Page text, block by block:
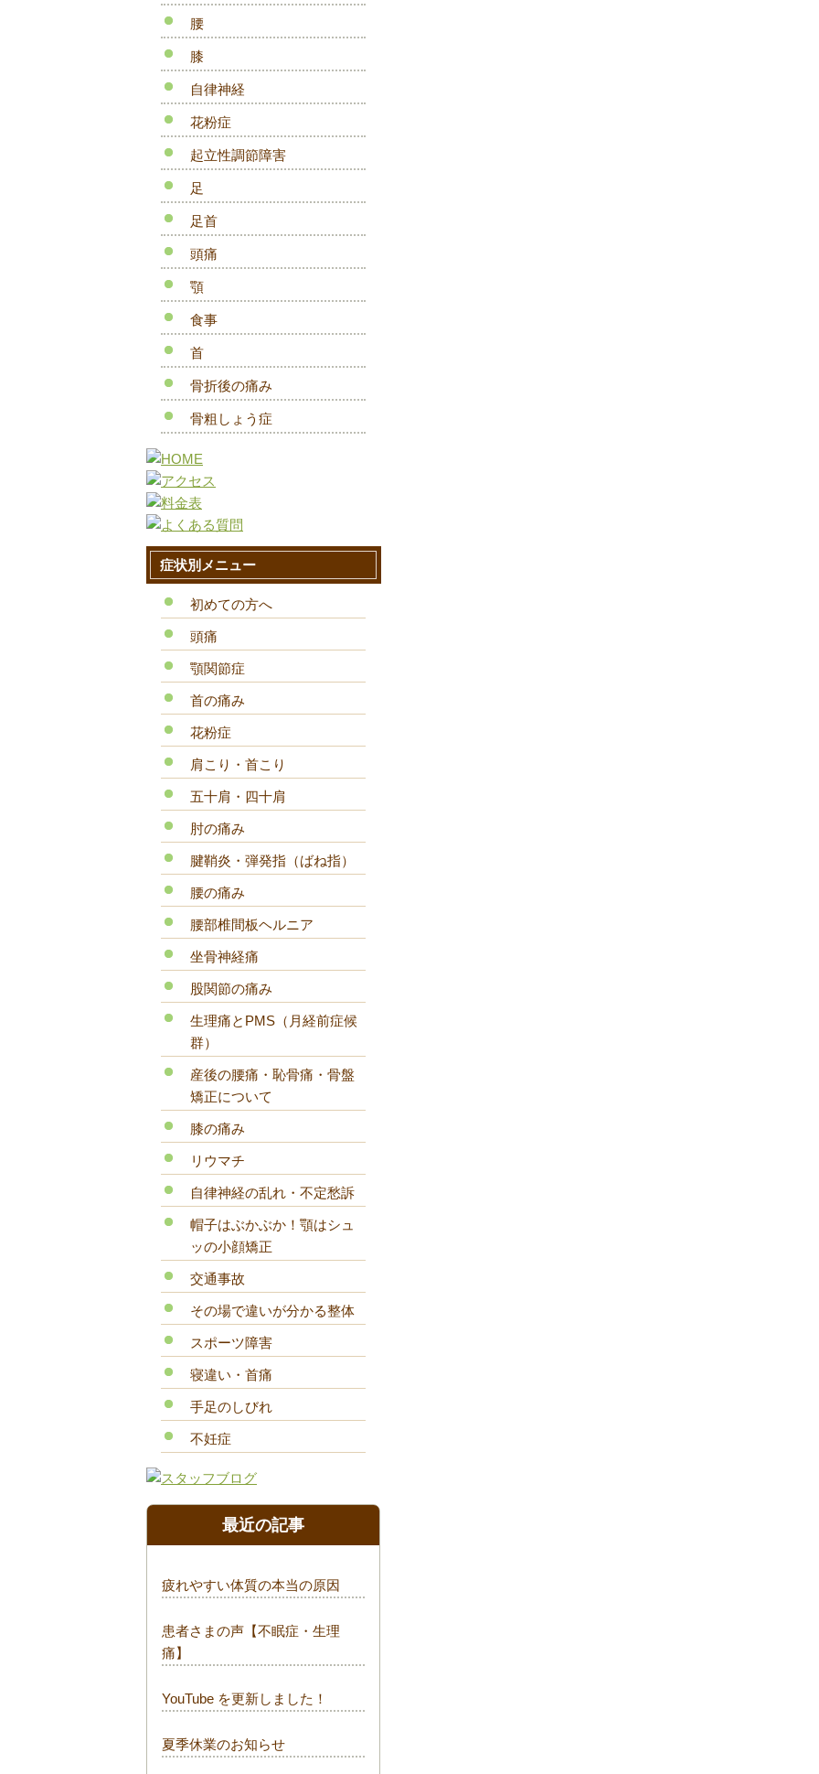
腰
膝
自律神経
花粉症
起立性調節障害
足
足首
頭痛
顎
食事
首
骨折後の痛み
骨粗しょう症
症状別メニュー
初めての方へ
頭痛
顎関節症
首の痛み
花粉症
肩こり・首こり
五十肩・四十肩
肘の痛み
腱鞘炎・弾発指（ばね指）
腰の痛み
腰部椎間板ヘルニア
坐骨神経痛
股関節の痛み
生理痛とPMS（月経前症候
群）
産後の腰痛・恥骨痛・骨盤
矯正について
膝の痛み
リウマチ
自律神経の乱れ・不定愁訴
帽子はぶかぶか！顎はシュ
ッの小顔矯正
交通事故
その場で違いが分かる整体
スポーツ障害
寝違い・首痛
手足のしびれ
不妊症
最近の記事
疲れやすい体質の本当の原因
患者さまの声【不眠症・生理
痛】
YouTube を更新しました！
夏季休業のお知らせ